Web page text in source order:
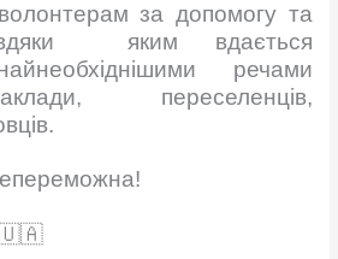
за допомогу та
яким вдається
речами
переселенців,